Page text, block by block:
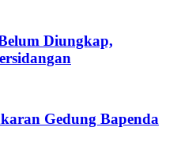
Diungkap,
Gedung Bapenda